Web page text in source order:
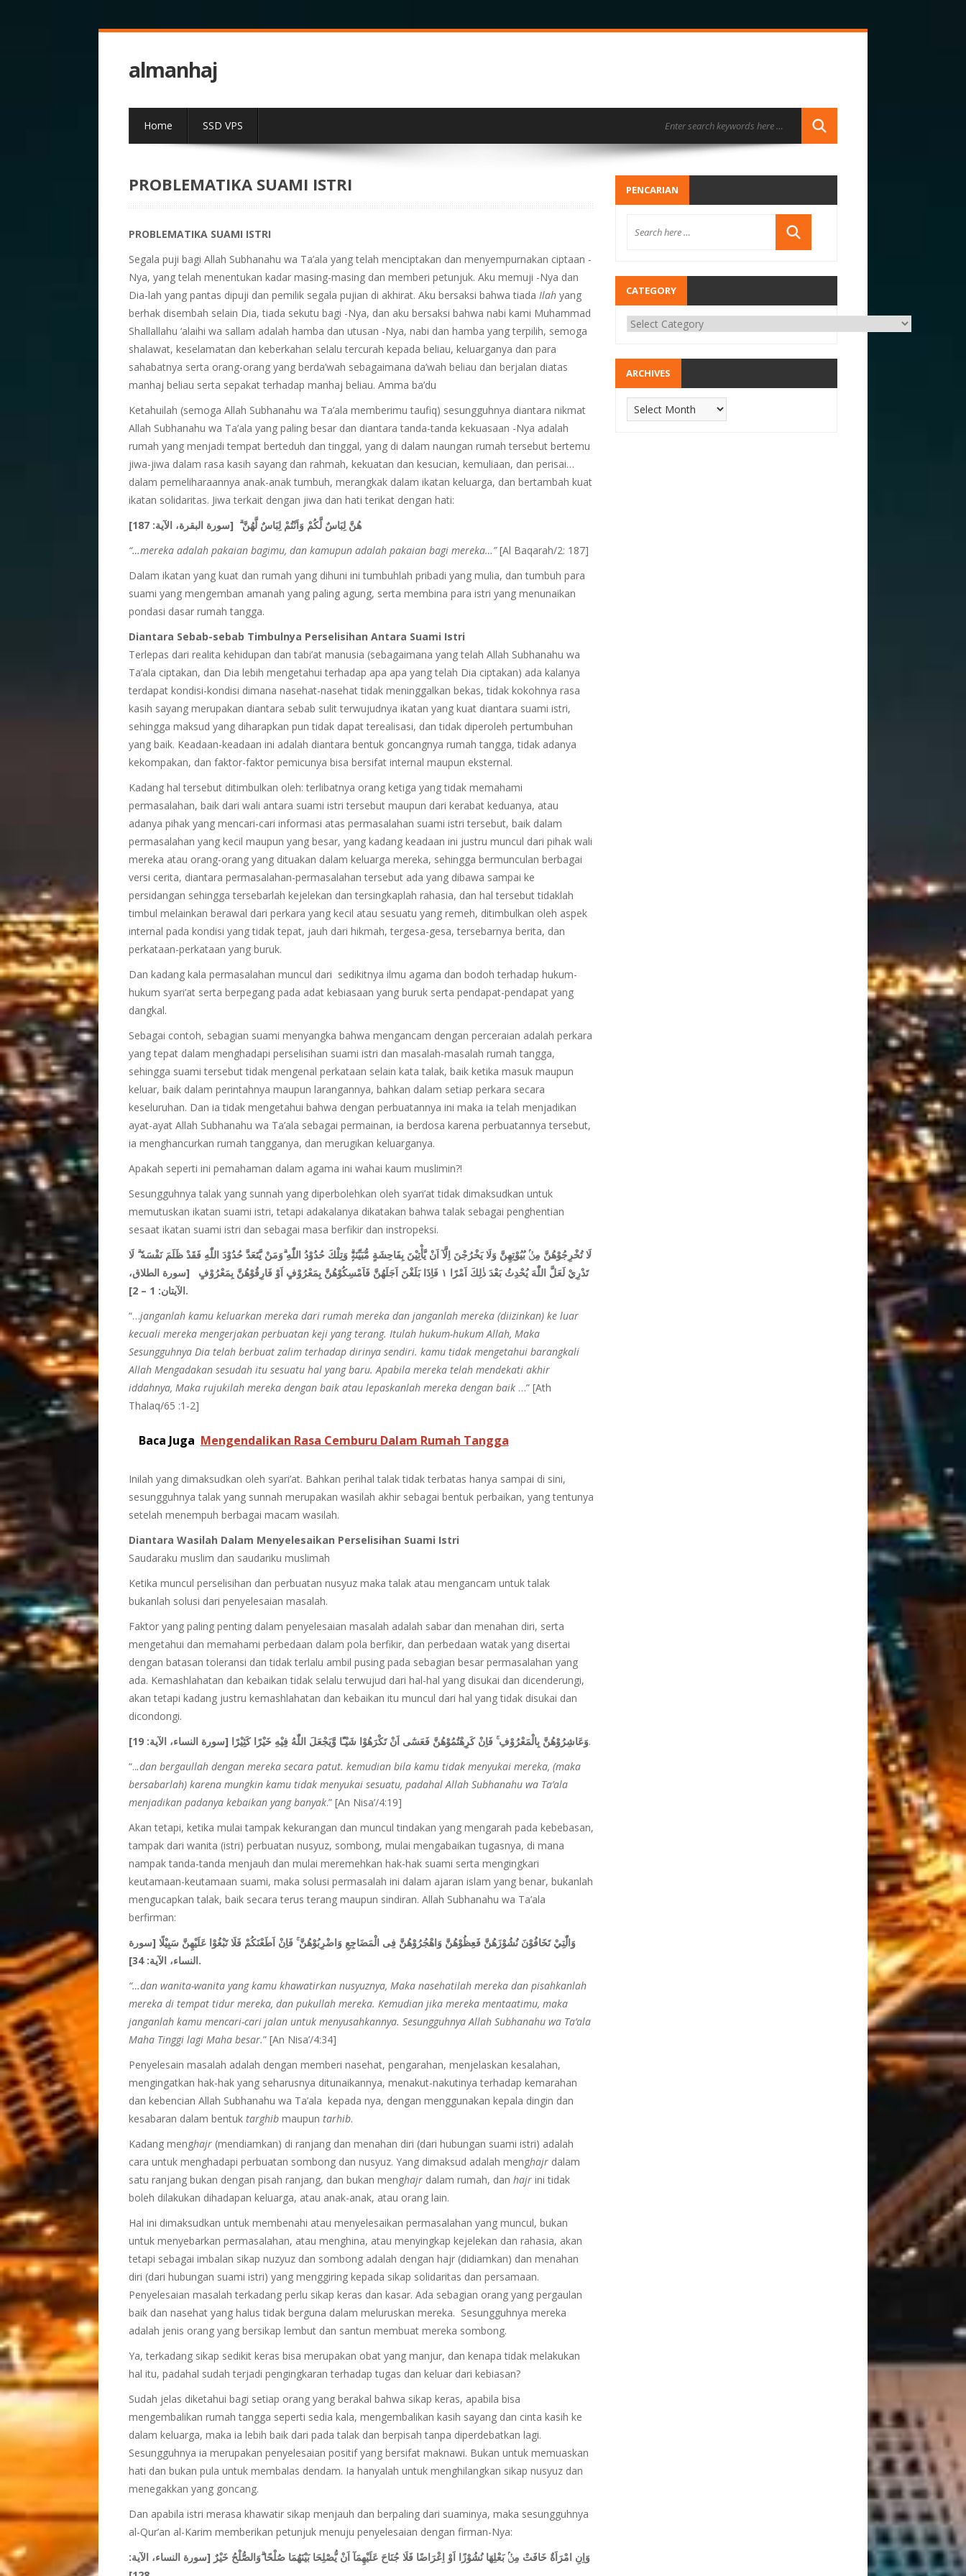
almanhaj
Home SSD VPS
PROBLEMATIKA SUAMI ISTRI
PROBLEMATIKA SUAMI ISTRI
Segala puji bagi Allah Subhanahu wa Ta’ala yang telah menciptakan dan menyempurnakan ciptaan -
Nya, yang telah menentukan kadar masing-masing dan memberi petunjuk. Aku memuji -Nya dan
Dia-lah yang pantas dipuji dan pemilik segala pujian di akhirat. Aku bersaksi bahwa tiada Ilahyang
berhak disembah selain Dia, tiada sekutu bagi -Nya, dan aku bersaksi bahwa nabi kami Muhammad
Shallallahu ‘alaihi wa sallam adalah hamba dan utusan -Nya, nabi dan hamba yang terpilih, semoga
shalawat, keselamatan dan keberkahan selalu tercurah kepada beliau, keluarganya dan para
sahabatnya serta orang-orang yang berda’wah sebagaimana da’wah beliau dan berjalan diatas
manhaj beliau serta sepakat terhadap manhaj beliau. Amma ba’du
Ketahuilah (semoga Allah Subhanahu wa Ta’ala memberimu taufiq) sesungguhnya diantara nikmat
Allah Subhanahu wa Ta’ala yang paling besar dan diantara tanda-tanda kekuasaan -Nya adalah
rumah yang menjadi tempat berteduh dan tinggal, yang di dalam naungan rumah tersebut bertemu
jiwa-jiwa dalam rasa kasih sayang dan rahmah, kekuatan dan kesucian, kemuliaan, dan perisai…
dalam pemeliharaannya anak-anak tumbuh, merangkak dalam ikatan keluarga, dan bertambah kuat
ikatan solidaritas. Jiwa terkait dengan jiwa dan hati terikat dengan hati:
هُنَّ لِبَاسٌ لَّكُمْ وَاَنْتُمْ لِبَاسٌ لَّهُنَّ ۗ [سورة البقرة، الآية:187
]
“…mereka adalah pakaian bagimu, dan kamupun adalah pakaian bagi mereka…”[Al Baqarah/2: 187]
Dalam ikatan yang kuat dan rumah yang dihuni ini tumbuhlah pribadi yang mulia, dan tumbuh para
suami yang mengemban amanah yang paling agung, serta membina para istri yang menunaikan
pondasi dasar rumah tangga.
Diantara Sebab-sebab Timbulnya Perselisihan Antara Suami Istri
Terlepas dari realita kehidupan dan tabi’at manusia (sebagaimana yang telah Allah Subhanahu wa
Ta’ala ciptakan, dan Dia lebih mengetahui terhadap apa apa yang telah Dia ciptakan) ada kalanya
terdapat kondisi-kondisi dimana nasehat-nasehat tidak meninggalkan bekas, tidak kokohnya rasa
kasih sayang merupakan diantara sebab sulit terwujudnya ikatan yang kuat diantara suami istri,
sehingga maksud yang diharapkan pun tidak dapat terealisasi, dan tidak diperoleh pertumbuhan
yang baik. Keadaan-keadaan ini adalah diantara bentuk goncangnya rumah tangga, tidak adanya
kekompakan, dan faktor-faktor pemicunya bisa bersifat internal maupun eksternal.
Kadang hal tersebut ditimbulkan oleh: terlibatnya orang ketiga yang tidak memahami
permasalahan, baik dari wali antara suami istri tersebut maupun dari kerabat keduanya, atau
adanya pihak yang mencari-cari informasi atas permasalahan suami istri tersebut, baik dalam
permasalahan yang kecil maupun yang besar, yang kadang keadaan ini justru muncul dari pihak wali
mereka atau orang-orang yang dituakan dalam keluarga mereka, sehingga bermunculan berbagai
versi cerita, diantara permasalahan-permasalahan tersebut ada yang dibawa sampai ke
persidangan sehingga tersebarlah kejelekan dan tersingkaplah rahasia, dan hal tersebut tidaklah
timbul melainkan berawal dari perkara yang kecil atau sesuatu yang remeh, ditimbulkan oleh aspek
internal pada kondisi yang tidak tepat, jauh dari hikmah, tergesa-gesa, tersebarnya berita, dan
perkataan-perkataan yang buruk.
Dan kadang kala permasalahan muncul dari sedikitnya ilmu agama dan bodoh terhadap hukum-
hukum syari’at serta berpegang pada adat kebiasaan yang buruk serta pendapat-pendapat yang
dangkal.
Sebagai contoh, sebagian suami menyangka bahwa mengancam dengan perceraian adalah perkara
yang tepat dalam menghadapi perselisihan suami istri dan masalah-masalah rumah tangga,
sehingga suami tersebut tidak mengenal perkataan selain kata talak, baik ketika masuk maupun
keluar, baik dalam perintahnya maupun larangannya, bahkan dalam setiap perkara secara
keseluruhan. Dan ia tidak mengetahui bahwa dengan perbuatannya ini maka ia telah menjadikan
ayat-ayat Allah Subhanahu wa Ta’ala sebagai permainan, ia berdosa karena perbuatannya tersebut,
ia menghancurkan rumah tangganya, dan merugikan keluarganya.
Apakah seperti ini pemahaman dalam agama ini wahai kaum muslimin?!
Sesungguhnya talak yang sunnah yang diperbolehkan oleh syari’at tidak dimaksudkan untuk
memutuskan ikatan suami istri, tetapi adakalanya dikatakan bahwa talak sebagai penghentian
sesaat ikatan suami istri dan sebagai masa berfikir dan instropeksi.
لَا تُخْرِجُوْهُنَّ مِنْۢ بُيُوْتِهِنَّ وَلَا يَخْرُجْنَ اِلَّآ اَنْ يَّأْتِيْنَ بِفَاحِشَةٍ مُّبَيِّنَةٍۗ وَتِلْكَ حُدُوْدُ اللّٰهِ ۗوَمَنْ يَّتَعَدَّ حُدُوْدَ اللّٰهِ فَقَدْ ظَلَمَ نَفْسَهٗ ۗ لَا
تَدْرِيْ لَعَلَّ اللّٰهَ يُحْدِثُ بَعْدَ ذٰلِكَ اَمْرًا ١ فَاِذَا بَلَغْنَ اَجَلَهُنَّ فَاَمْسِكُوْهُنَّ بِمَعْرُوْفٍ اَوْ فَارِقُوْهُنَّ بِمَعْرُوْفٍ
[سورة الطلاق،
الآيتان: 1
–
2
].
“…janganlah kamu keluarkan mereka dari rumah mereka dan janganlah mereka (diizinkan) ke luar
kecuali mereka mengerjakan perbuatan keji yang terang. Itulah hukum-hukum Allah, Maka
Sesungguhnya Dia telah berbuat zalim terhadap dirinya sendiri. kamu tidak mengetahui barangkali
Allah Mengadakan sesudah itu sesuatu hal yang baru. Apabila mereka telah mendekati akhir
iddahnya, Maka rujukilah mereka dengan baik atau lepaskanlah mereka dengan baik…” [Ath
Thalaq/65 :1-2]
Baca Juga Mengendalikan Rasa Cemburu Dalam Rumah Tangga
Inilah yang dimaksudkan oleh syari’at. Bahkan perihal talak tidak terbatas hanya sampai di sini,
sesungguhnya talak yang sunnah merupakan wasilah akhir sebagai bentuk perbaikan, yang tentunya
setelah menempuh berbagai macam wasilah.
Diantara Wasilah Dalam Menyelesaikan Perselisihan Suami Istri
Saudaraku muslim dan saudariku muslimah
Ketika muncul perselisihan dan perbuatan nusyuz maka talak atau mengancam untuk talak
bukanlah solusi dari penyelesaian masalah.
Faktor yang paling penting dalam penyelesaian masalah adalah sabar dan menahan diri, serta
mengetahui dan memahami perbedaan dalam pola berfikir, dan perbedaan watak yang disertai
dengan batasan toleransi dan tidak terlalu ambil pusing pada sebagian besar permasalahan yang
ada. Kemashlahatan dan kebaikan tidak selalu terwujud dari hal-hal yang disukai dan dicenderungi,
akan tetapi kadang justru kemashlahatan dan kebaikan itu muncul dari hal yang tidak disukai dan
dicondongi.
وَعَاشِرُوْهُنَّ بِالْمَعْرُوْفِ ۚ فَاِنْ كَرِهْتُمُوْهُنَّ فَعَسٰٓى اَنْ تَكْرَهُوْا شَيْـًٔا وَّيَجْعَلَ اللّٰهُ فِيْهِ خَيْرًا كَثِيْرًا [سورة النساء، الآية: 19]
.
“...dan bergaullah dengan mereka secara patut. kemudian bila kamu tidak menyukai mereka, (maka
bersabarlah) karena mungkin kamu tidak menyukai sesuatu, padahal Allah Subhanahu wa Ta’ala
menjadikan padanya kebaikan yang banyak.” [An Nisa’/4:19]
Akan tetapi, ketika mulai tampak kekurangan dan muncul tindakan yang mengarah pada kebebasan,
tampak dari wanita (istri) perbuatan nusyuz, sombong, mulai mengabaikan tugasnya, di mana
nampak tanda-tanda menjauh dan mulai meremehkan hak-hak suami serta mengingkari
keutamaan-keutamaan suami, maka solusi permasalah ini dalam ajaran islam yang benar, bukanlah
mengucapkan talak, baik secara terus terang maupun sindiran. Allah Subhanahu wa Ta’ala
berfirman:
وَالّٰتِيْ تَخَافُوْنَ نُشُوْزَهُنَّ فَعِظُوْهُنَّ وَاهْجُرُوْهُنَّ فِى الْمَضَاجِعِ وَاضْرِبُوْهُنَّ ۚ فَاِنْ اَطَعْنَكُمْ فَلَا تَبْغُوْا عَلَيْهِنَّ سَبِيْلًا [سورة
النساء، الآية:34
].
“…dan wanita-wanita yang kamu khawatirkan nusyuznya, Maka nasehatilah mereka dan pisahkanlah
mereka di tempat tidur mereka, dan pukullah mereka. Kemudian jika mereka mentaatimu, maka
janganlah kamu mencari-cari jalan untuk menyusahkannya. Sesungguhnya Allah Subhanahu wa Ta’ala
Maha Tinggi lagi Maha besar.” [An Nisa’/4:34]
Penyelesain masalah adalah dengan memberi nasehat, pengarahan, menjelaskan kesalahan,
mengingatkan hak-hak yang seharusnya ditunaikannya, menakut-nakutinya terhadap kemarahan
dan kebencian Allah Subhanahu wa Ta’ala kepada nya, dengan menggunakan kepala dingin dan
kesabaran dalam bentuk targhibmaupun tarhib.
Kadang menghajr (mendiamkan) di ranjang dan menahan diri (dari hubungan suami istri) adalah
cara untuk menghadapi perbuatan sombong dan nusyuz. Yang dimaksud adalah menghajrdalam
satu ranjang bukan dengan pisah ranjang, dan bukan menghajrdalam rumah, dan hajrini tidak
boleh dilakukan dihadapan keluarga, atau anak-anak, atau orang lain.
Hal ini dimaksudkan untuk membenahi atau menyelesaikan permasalahan yang muncul, bukan
untuk menyebarkan permasalahan, atau menghina, atau menyingkap kejelekan dan rahasia, akan
tetapi sebagai imbalan sikap nuzyuz dan sombong adalah dengan hajr (didiamkan) dan menahan
diri (dari hubungan suami istri) yang menggiring kepada sikap solidaritas dan persamaan.
Penyelesaian masalah terkadang perlu sikap keras dan kasar. Ada sebagian orang yang pergaulan
baik dan nasehat yang halus tidak berguna dalam meluruskan mereka. Sesungguhnya mereka
adalah jenis orang yang bersikap lembut dan santun membuat mereka sombong.
Ya, terkadang sikap sedikit keras bisa merupakan obat yang manjur, dan kenapa tidak melakukan
hal itu, padahal sudah terjadi pengingkaran terhadap tugas dan keluar dari kebiasan?
Sudah jelas diketahui bagi setiap orang yang berakal bahwa sikap keras, apabila bisa
mengembalikan rumah tangga seperti sedia kala, mengembalikan kasih sayang dan cinta kasih ke
dalam keluarga, maka ia lebih baik dari pada talak dan berpisah tanpa diperdebatkan lagi.
Sesungguhnya ia merupakan penyelesaian positif yang bersifat maknawi. Bukan untuk memuaskan
hati dan bukan pula untuk membalas dendam. Ia hanyalah untuk menghilangkan sikap nusyuz dan
menegakkan yang goncang.
Dan apabila istri merasa khawatir sikap menjauh dan berpaling dari suaminya, maka sesungguhnya
al-Qur’an al-Karim memberikan petunjuk menuju penyelesaian dengan firman-Nya:
وَاِنِ امْرَاَةٌ خَافَتْ مِنْۢ بَعْلِهَا نُشُوْزًا اَوْ اِعْرَاضًا فَلَا جُنَاحَ عَلَيْهِمَآ اَنْ يُّصْلِحَا بَيْنَهُمَا صُلْحًا ۗوَالصُّلْحُ خَيْرٌ [سورة النساء، الآية:
PENCARIAN
CATEGORY
ARCHIVES